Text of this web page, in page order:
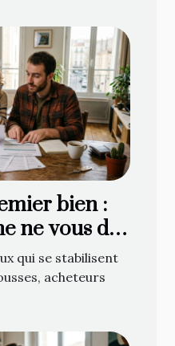
bien :
ne vous dit
qui se stabilisent
acheteurs